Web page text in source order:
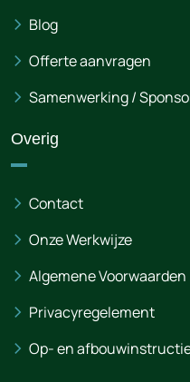
Blog
Offerte aanvragen
Samenwerking /
Overig
Contact
Onze Werkwijze
Algemene Voorwaarden
Privacyregelement
Op- en